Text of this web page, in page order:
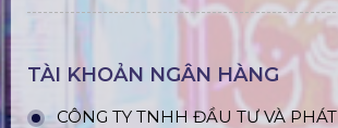
TÀI KHOẢN NGÂN HÀNG
CÔNG TY TNHH ĐẦU TƯ VÀ PHÁT